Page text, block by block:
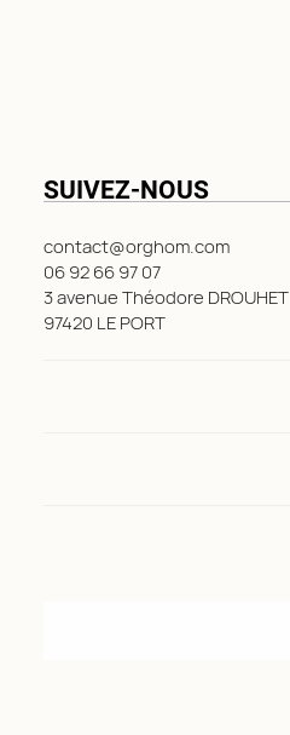
contact@orghom.com
06 92 66 97 07
3 avenue Théodore DROUHET
97420 LE PORT
SUIVEZ-NOUS